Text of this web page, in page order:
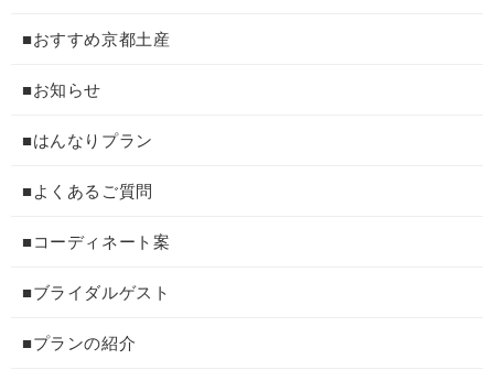
■おすすめ京都土産
■お知らせ
■はんなりプラン
■よくあるご質問
■コーディネート案
■ブライダルゲスト
■プランの紹介